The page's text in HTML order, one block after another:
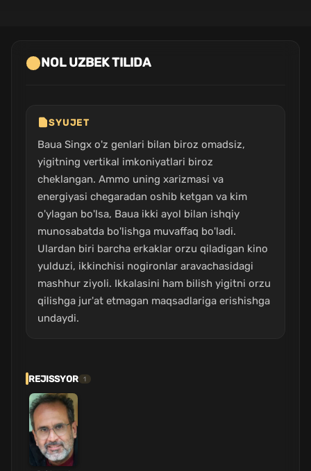
NOL UZBEK TILIDA
SYUJET
Baua Singx o'z genlari bilan biroz omadsiz,
yigitning vertikal imkoniyatlari biroz
cheklangan. Ammo uning xarizmasi va
energiyasi chegaradan oshib ketgan va kim
o'ylagan bo'lsa, Baua ikki ayol bilan ishqiy
munosabatda bo'lishga muvaffaq bo'ladi.
Ulardan biri barcha erkaklar orzu qiladigan kino
yulduzi, ikkinchisi nogironlar aravachasidagi
mashhur ziyoli. Ikkalasini ham bilish yigitni orzu
qilishga jur'at etmagan maqsadlariga erishishga
undaydi.
REJISSYOR 1